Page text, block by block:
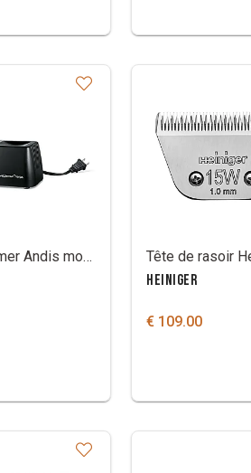
Transformer Andis model AGR+
HEINIGER
€ 109.00